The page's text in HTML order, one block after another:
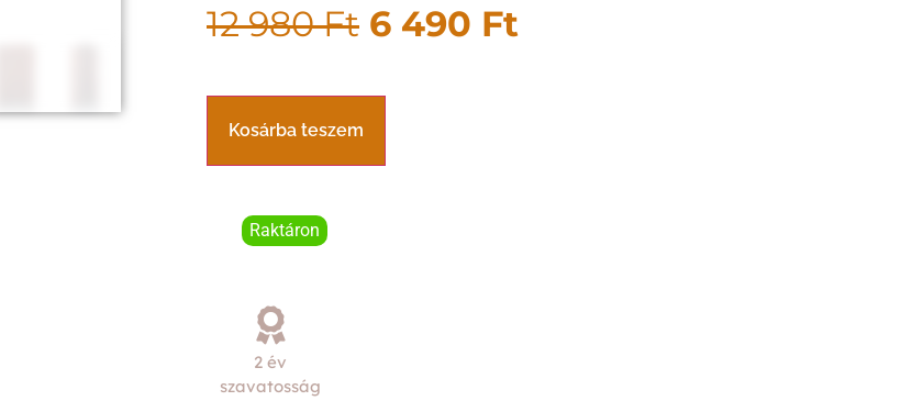
12 980Ft 6 490 Ft
Kosárba teszem
Raktáron
2 év
szavatosság